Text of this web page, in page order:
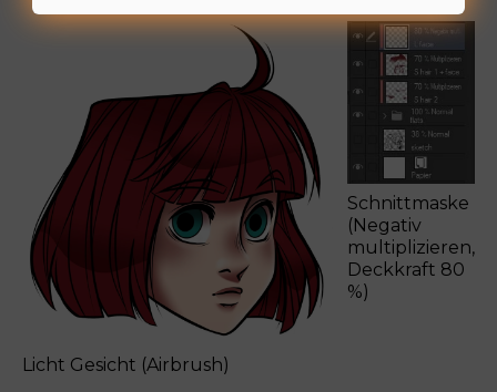
Licht Gesicht (Airbrush)
Schnittmaske
(Negativ
multiplizieren,
Deckkraft 80
%)